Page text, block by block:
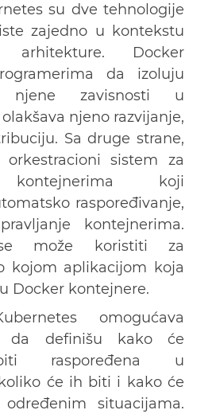
su dve tehnologije
zajedno u kontekstu
arhitekture. Docker
da izoluju
zavisnosti u
njeno razvijanje,
Sa druge strane,
orkestracioni sistem za
kontejnerima koji
raspoređivanje,
kontejnerima.
se može koristiti za
kojom aplikacijom koja
Docker kontejnere.
omogućava
da definišu kako će
raspoređena u
će ih biti i kako će
situacijama.